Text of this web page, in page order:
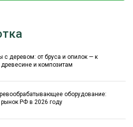
с деревом: от бруса и опилок — к
древесине и композитам
оборудование:
РФ в 2026 году